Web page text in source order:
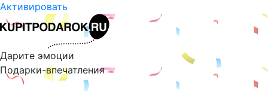
Активировать
Дарите эмоции
Подарки-впечатления